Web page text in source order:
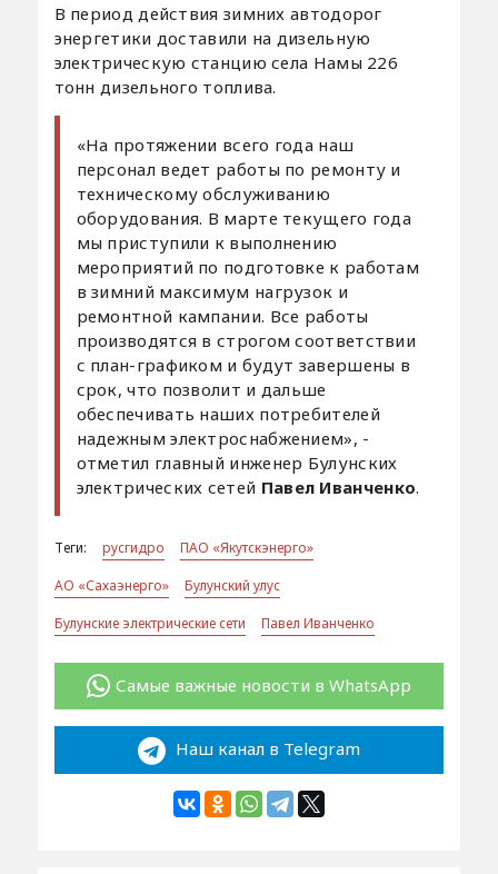
В период действия зимних автодорог
энергетики доставили на дизельную
электрическую станцию села Намы 226
тонн дизельного топлива.
«На протяжении всего года наш
персонал ведет работы по ремонту и
техническому обслуживанию
оборудования. В марте текущего года
мы приступили к выполнению
мероприятий по подготовке к работам
в зимний максимум нагрузок и
ремонтной кампании. Все работы
производятся в строгом соответствии
с план-графиком и будут завершены в
срок, что позволит и дальше
обеспечивать наших потребителей
надежным электроснабжением», -
отметил главный инженер Булунских
электрических сетей Павел Иванченко.
Теги: русгидро
ПАО «Якутскэнерго»
АО «Сахаэнерго»
Булунский улус
Булунские электрические сети
Павел Иванченко
Самые важные новости в WhatsApp
Наш канал в Telegram